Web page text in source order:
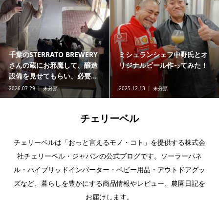
千葉のSTERRATO BREWERY
さんの蔵にお邪魔して、醸造
設備を見せてもらい、必要...
2026.07.29 未分類
ミシュランシェフ中野氏とオ
リジナルビール作ってみた！
2025.12.13 未分類
チェリーベル
チェリーベルは「おっと言えるモノ・コト」を提供する株式会
社チェリーベル・ジャパンの公式ブログです。ソーラーパネ
ル・ハイブリッドインバーター・ベビー用品・アウトドアグッ
ズなど、暮らしを豊かにする商品情報やレビュー、農園日記を
お届けします。